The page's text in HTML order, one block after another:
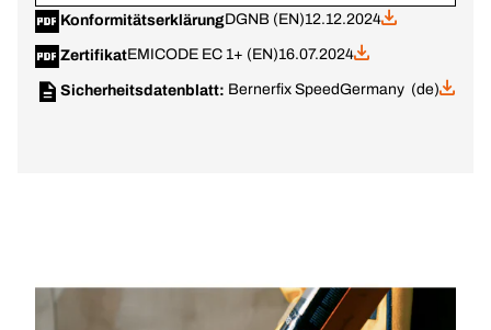
KonformitätserklärungDGNB (EN)12.12.2024
ZertifikatEMICODE EC 1+ (EN)16.07.2024
Sicherheitsdatenblatt: Bernerfix SpeedGermany (de)